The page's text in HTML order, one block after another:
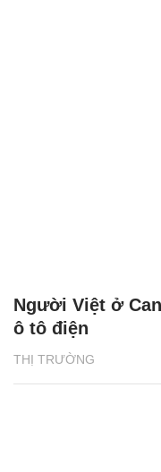
THỊ TRƯỜNG
Người Việt ở
ô tô điện